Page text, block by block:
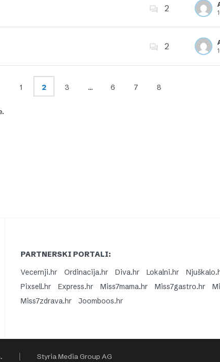
2
2
1 2 3 … 6 7 8
PARTNERSKI PORTALI:
Vecernji.hr
Ordinacija.hr Diva.hr Lokalni.hr
Pixsell.hr
Express.hr Miss7mama.hr Miss7gastro.hr
Miss7zdrava.hr
Joomboos.hr
Styria Media Group AG